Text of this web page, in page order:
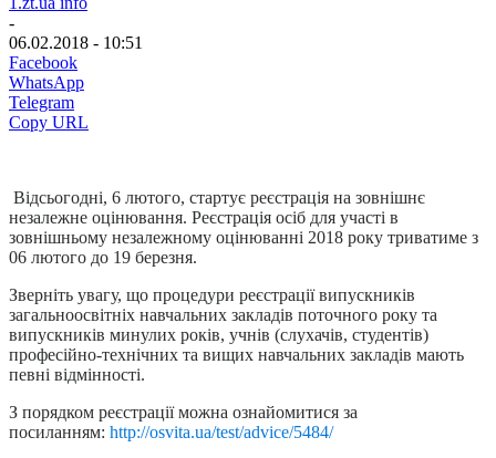
-
06.02.2018 - 10:51
Facebook
WhatsApp
Telegram
Copy URL
Відсьогодні, 6 лютого, стартує реєстрація на зовнішнє
незалежне оцінювання. Реєстрація осіб для участі в
зовнішньому незалежному оцінюванні 2018 року триватиме з
06 лютого до 19 березня.
Зверніть увагу, що процедури реєстрації випускників
загальноосвітніх навчальних закладів поточного року та
випускників минулих років, учнів (слухачів, студентів)
професійно-технічних та вищих навчальних закладів мають
певні відмінності.
З порядком реєстрації можна ознайомитися за
посиланням: http://osvita.ua/test/advice/5484/